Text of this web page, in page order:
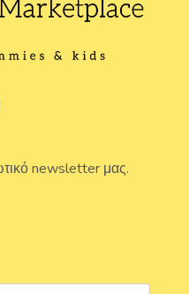
newsletter μας.